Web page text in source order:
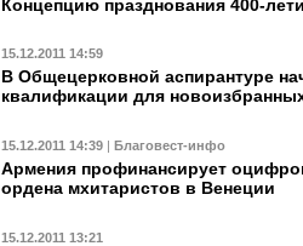
Концепцию празднования 400-
15.12.2011 14:59
В Общецерковной аспирантуре
квалификации для
15.12.2011 14:39 | Благовест-инфо
Армения профинансирует
ордена мхитаристов в Венеции
15.12.2011 13:21